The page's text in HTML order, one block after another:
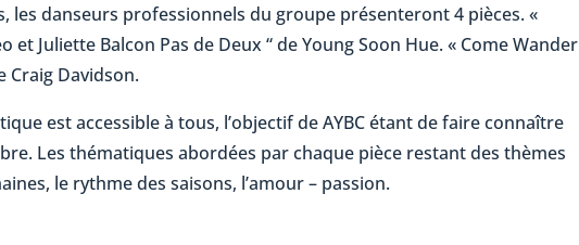
les danseurs professionnels du groupe présenteront 4 pièces. «
et Juliette Balcon Pas de Deux “ de Young Soon Hue. « Come Wander
Craig Davidson.
est accessible à tous, l’objectif de AYBC étant de faire connaître
Les thématiques abordées par chaque pièce restant des thèmes
le rythme des saisons, l’amour – passion.